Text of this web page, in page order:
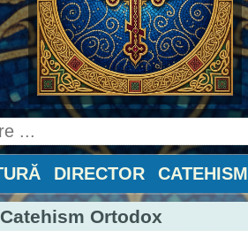
DIRECTOR CATEHISM
Catehism Ortodox